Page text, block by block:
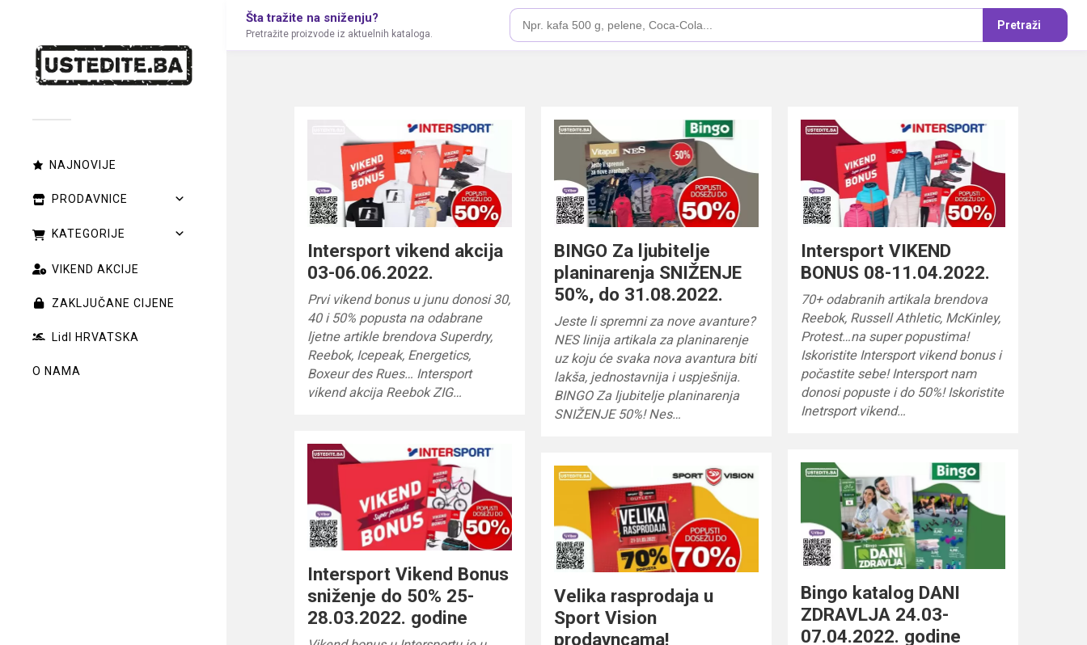
NAJNOVIJE
PRODAVNICE
KATEGORIJE
VIKEND AKCIJE
ZAKLJUČANE CIJENE
Lidl HRVATSKA
O NAMA
Šta tražite na sniženju?
Pretražite proizvode iz aktuelnih kataloga.
Pretraži
Intersport vikend akcija
03-06.06.2022.
Prvi vikend bonus u junu donosi 30,
40 i 50% popusta na odabrane
ljetne artikle brendova Superdry,
Reebok, Icepeak, Energetics,
Boxeur des Rues… Intersport
vikend akcija Reebok ZIG…
BINGO Za ljubitelje
planinarenja SNIŽENJE
50%, do 31.08.2022.
Jeste li spremni za nove avanture?
NES linija artikala za planinarenje
uz koju će svaka nova avantura biti
lakša, jednostavnija i uspješnija.
BINGO Za ljubitelje planinarenja
SNIŽENJE 50%! Nes…
Intersport VIKEND
BONUS 08-11.04.2022.
70+ odabranih artikala brendova
Reebok, Russell Athletic, McKinley,
Protest…na super popustima!
Iskoristite Intersport vikend bonus i
počastite sebe! Intersport nam
donosi popuste i do 50%! Iskoristite
Inetrsport vikend…
Intersport Vikend Bonus
sniženje do 50% 25-
28.03.2022. godine
Bingo katalog DANI
ZDRAVLJA 24.03-
07.04.2022. godine
Velika rasprodaja u
Sport Vision
prodavncama!